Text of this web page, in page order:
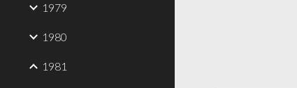
1979
1980
1981